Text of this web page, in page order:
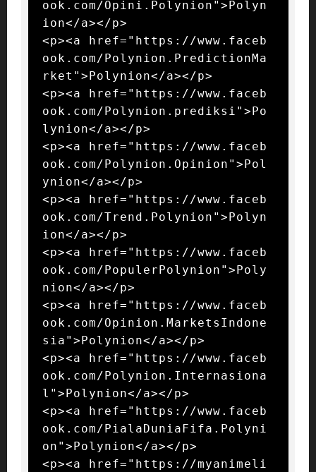
ook.com/Opini.Polynion">Polyn
ion</a></p>
<p><a href="https://www.faceb
ook.com/Polynion.PredictionMa
rket">Polynion</a></p>
<p><a href="https://www.faceb
ook.com/Polynion.prediksi">Po
lynion</a></p>
<p><a href="https://www.faceb
ook.com/Polynion.Opinion">Pol
ynion</a></p>
<p><a href="https://www.faceb
ook.com/Trend.Polynion">Polyn
ion</a></p>
<p><a href="https://www.faceb
ook.com/PopulerPolynion">Poly
nion</a></p>
<p><a href="https://www.faceb
ook.com/Opinion.MarketsIndone
sia">Polynion</a></p>
<p><a href="https://www.faceb
ook.com/Polynion.Internasiona
l">Polynion</a></p>
<p><a href="https://www.faceb
ook.com/PialaDuniaFifa.Polyni
on">Polynion</a></p>
<p><a href="https://myanimeli